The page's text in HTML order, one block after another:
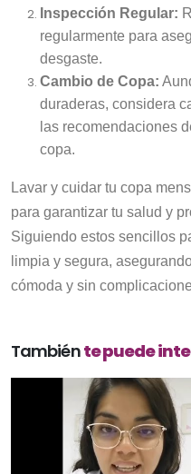
Inspección Regular:
regularmente para
desgaste.
Cambio de Copa:
duraderas, considera
las recomendaciones
copa.
Lavar y cuidar tu copa
para garantizar tu salud y
Siguiendo estos sencillos
limpia y segura,
cómoda y sin
Tambiénte puede